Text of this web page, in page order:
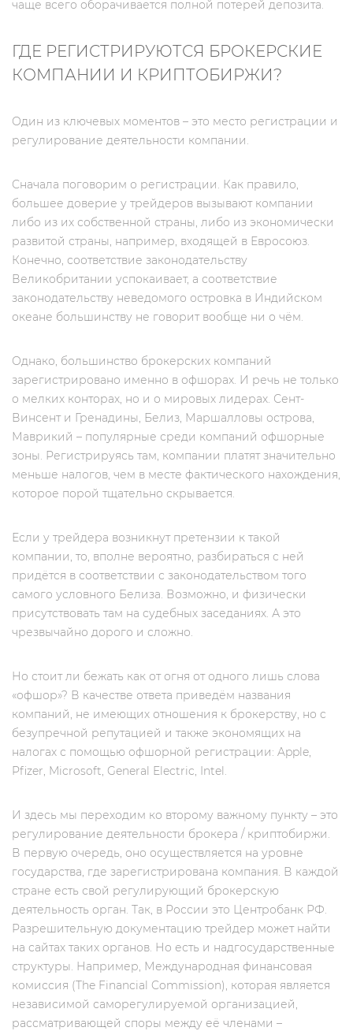
чаще всего оборачивается полной потерей депозита.
ГДЕ РЕГИСТРИРУЮТСЯ БРОКЕРСКИЕ
КОМПАНИИ И КРИПТОБИРЖИ?
Один из ключевых моментов – это место регистрации и
регулирование деятельности компании.
Сначала поговорим о регистрации. Как правило,
большее доверие у трейдеров вызывают компании
либо из их собственной страны, либо из экономически
развитой страны, например, входящей в Евросоюз.
Конечно, соответствие законодательству
Великобритании успокаивает, а соответствие
законодательству неведомого островка в Индийском
океане большинству не говорит вообще ни о чём.
Однако, большинство брокерских компаний
зарегистрировано именно в офшорах. И речь не только
о мелких конторах, но и о мировых лидерах. Сент-
Винсент и Гренадины, Белиз, Маршалловы острова,
Маврикий – популярные среди компаний офшорные
зоны. Регистрируясь там, компании платят значительно
меньше налогов, чем в месте фактического нахождения,
которое порой тщательно скрывается.
Если у трейдера возникнут претензии к такой
компании, то, вполне вероятно, разбираться с ней
придётся в соответствии с законодательством того
самого условного Белиза. Возможно, и физически
присутствовать там на судебных заседаниях. А это
чрезвычайно дорого и сложно.
Но стоит ли бежать как от огня от одного лишь слова
«офшор»? В качестве ответа приведём названия
компаний, не имеющих отношения к брокерству, но c
безупречной репутацией и также экономящих на
налогах с помощью офшорной регистрации: Apple,
Pfizer, Microsoft, General Electric, Intel.
И здесь мы переходим ко второму важному пункту – это
регулирование деятельности брокера / криптобиржи.
В первую очередь, оно осуществляется на уровне
государства, где зарегистрирована компания. В каждой
стране есть свой регулирующий брокерскую
деятельность орган. Так, в России это Центробанк РФ.
Разрешительную документацию трейдер может найти
на сайтах таких органов. Но есть и надгосударственные
структуры. Например, Международная финансовая
комиссия (The Financial Commission), которая является
независимой саморегулируемой организацией,
рассматривающей споры между её членами –